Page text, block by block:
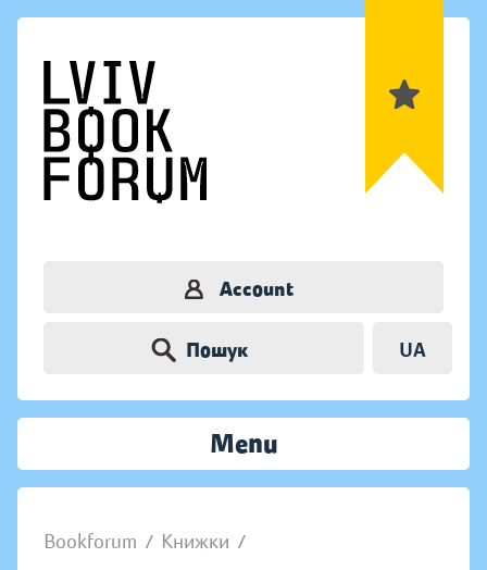
Account
Пошук UA
Menu
Bookforum / Книжки /